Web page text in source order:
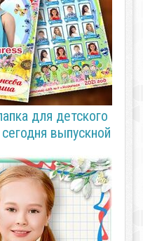
для детского
выпускной